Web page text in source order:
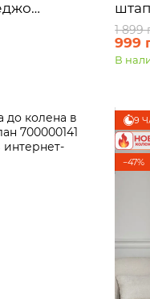
1 899
999
В
9
−47%